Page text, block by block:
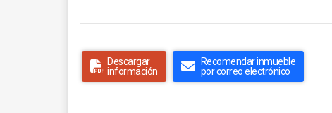
Descargar
información
Recomendar inmueble
por correo electrónico